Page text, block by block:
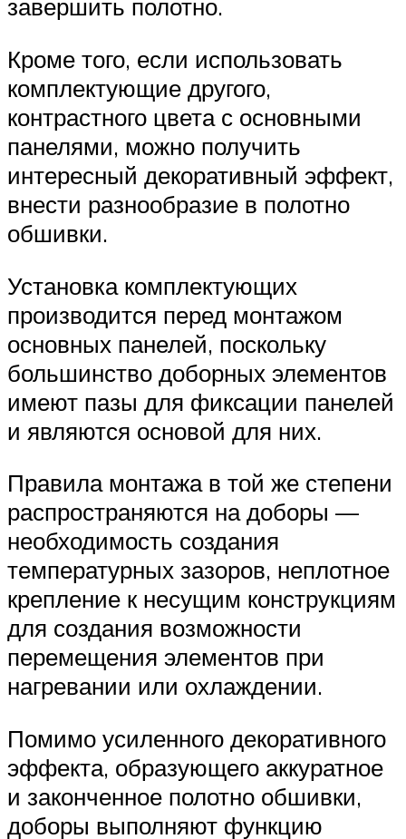
завершить полотно.
Кроме того, если использовать
комплектующие другого,
контрастного цвета с основными
панелями, можно получить
интересный декоративный эффект,
внести разнообразие в полотно
обшивки.
Установка комплектующих
производится перед монтажом
основных панелей, поскольку
большинство доборных элементов
имеют пазы для фиксации панелей
и являются основой для них.
Правила монтажа в той же степени
распространяются на доборы —
необходимость создания
температурных зазоров, неплотное
крепление к несущим конструкциям
для создания возможности
перемещения элементов при
нагревании или охлаждении.
Помимо усиленного декоративного
эффекта, образующего аккуратное
и законченное полотно обшивки,
доборы выполняют функцию